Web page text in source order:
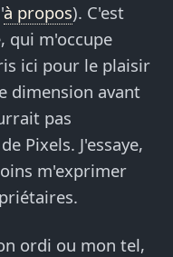
à propos). C'est
qui m'occupe
ici pour le plaisir
dimension avant
pas
Pixels. J'essaye,
m'exprimer
ordi ou mon tel,